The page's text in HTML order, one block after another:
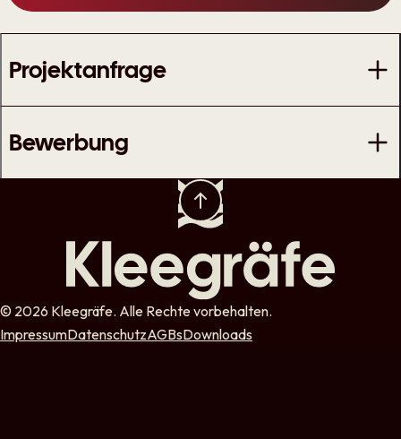
Projektanfrage
Bewerbung
© 2026 Kleegräfe. Alle Rechte vorbehalten.
ImpressumDatenschutzAGBsDownloads